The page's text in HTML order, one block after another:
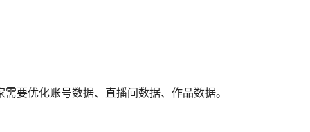
要优化账号数据、直播间数据、作品数据。